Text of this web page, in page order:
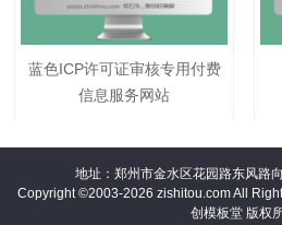
蓝色ICP许可证审核专用付费
信息服务网站
地址：郑州市金水区花园路东风路
Copyright ©2003-2026 zishitou.com All
创模板堂 版权